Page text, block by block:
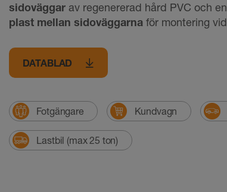
sidoväggar av regenererad hård PVC och en
plast mellan sidoväggarna för montering vid
DATABLAD
Fotgängare Kundvagn
Lastbil (max 25 ton)